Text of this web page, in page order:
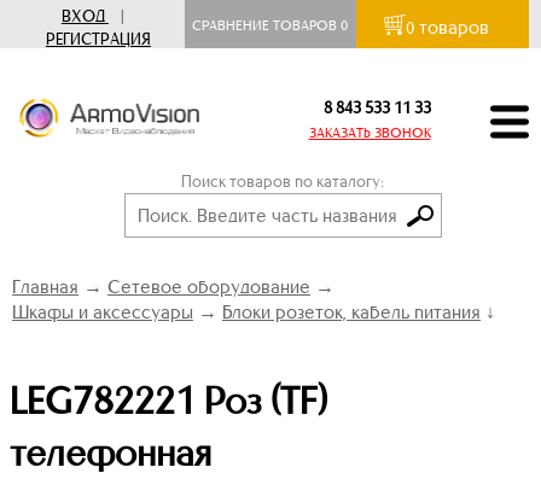
ВХОД
|
РЕГИСТРАЦИЯ
СРАВНЕНИЕ ТОВАРОВ0 0 товаров
8 843 533 11 33
ЗАКАЗАТЬ ЗВОНОК
Поиск товаров по каталогу:
Главная → Сетевое оборудование →
Шкафы и аксессуары → Блоки розеток, кабель питания ↓
LEG782221 Роз (TF)
телефонная